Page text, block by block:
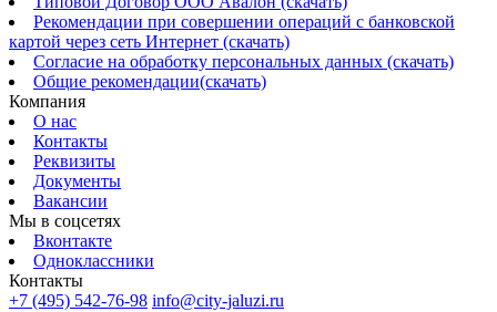
Рекомендации при совершении операций с банковской
картой через сеть Интернет (скачать)
Согласие на обработку персональных данных (скачать)
Общие рекомендации(скачать)
Компания
О нас
Контакты
Реквизиты
Документы
Вакансии
Мы в соцсетях
Вконтакте
Одноклассники
Контакты
+7 (495) 542-76-98 info@city-jaluzi.ru